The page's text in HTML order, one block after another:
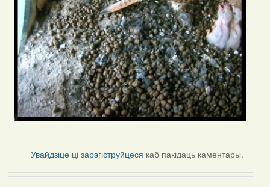
Увайдзіце цізарэгіструйцеся каб пакідаць каментары.